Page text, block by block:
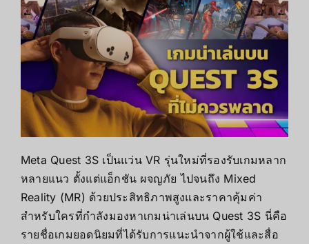
Meta Quest 3S เป็นแว่น VR รุ่นใหม่ที่รองรับเกมหลาก
หลายแนว ตั้งแต่แอ็กชัน ผจญภัย ไปจนถึง Mixed
Reality (MR) ด้วยประสิทธิภาพสูงและราคาคุ้มค่า
สำหรับใครที่กำลังมองหาเกมน่าเล่นบน Quest 3S นี่คือ
รายชื่อเกมยอดนิยมที่ได้รับการแนะนำจากผู้ใช้และสื่อ